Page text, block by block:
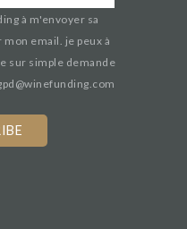
à m'envoyer sa
email. je peux à
sur simple demande